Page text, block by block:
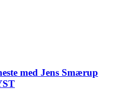
med Jens Smærup